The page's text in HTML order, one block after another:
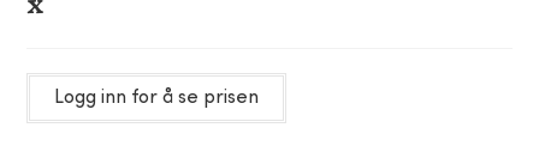
Logg inn for å se prisen